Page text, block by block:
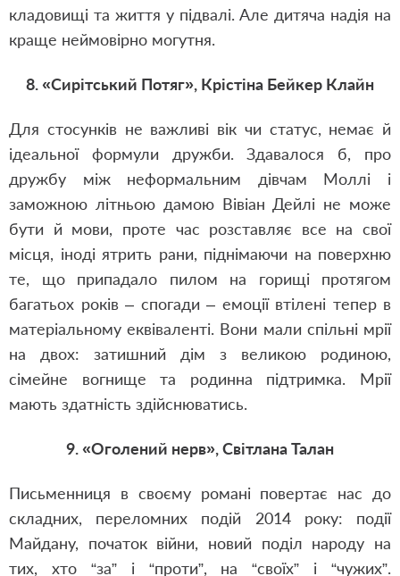
кладовищі та життя у підвалі. Але дитяча надія на
краще неймовірно могутня.
8. «Сирітський Потяг», Крістіна Бейкер Клайн
Для стосунків не важливі вік чи статус, немає й
ідеальної формули дружби. Здавалося б, про
дружбу між неформальним дівчам Моллі і
заможною літньою дамою Вівіан Дейлі не може
бути й мови, проте час розставляє все на свої
місця, іноді ятрить рани, піднімаючи на поверхню
те, що припадало пилом на горищі протягом
багатьох років – спогади – емоції втілені тепер в
матеріальному еквіваленті. Вони мали спільні мрії
на двох: затишний дім з великою родиною,
сімейне вогнище та родинна підтримка. Мрії
мають здатність здійснюватись.
9. «Оголений нерв», Світлана Талан
Письменниця в своєму романі повертає нас до
складних, переломних подій 2014 року: події
Майдану, початок війни, новий поділ народу на
тих, хто “за” і “проти”, на “своїх” і “чужих”.